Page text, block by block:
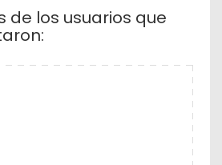
de los usuarios que